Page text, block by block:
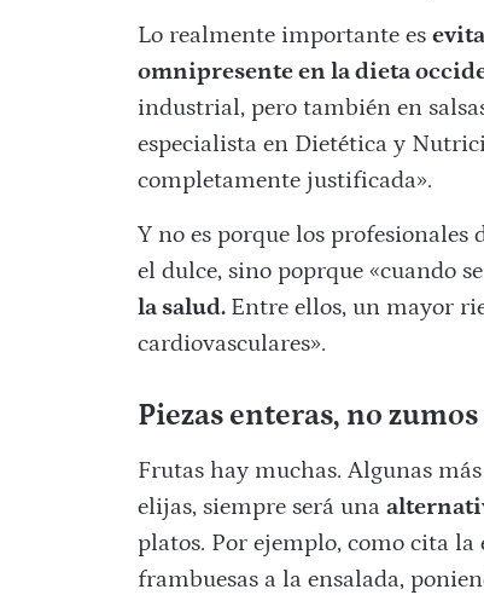
Lo realmente importante es
omnipresente en la dieta
industrial, pero también en
especialista en Dietética y
completamente justificada».
Y no es porque los
el dulce, sino poprque «cuando
la salud. Entre ellos, un mayor
cardiovasculares».
Piezas enteras, no
Frutas hay muchas. Algunas
elijas, siempre será una
platos. Por ejemplo, como cita la
frambuesas a la ensalada,